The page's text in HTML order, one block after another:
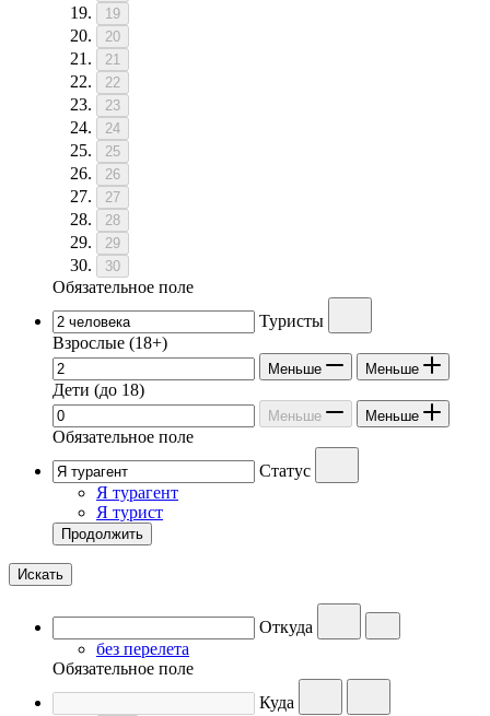
19
20
21
22
23
24
25
26
27
28
29
30
Обязательное поле
Туристы
Взрослые (18+)
Меньше Меньше
Дети (до 18)
Меньше Меньше
Обязательное поле
Статус
Я турагент
Я турист
Продолжить
Искать
Откуда
без перелета
Обязательное поле
Куда